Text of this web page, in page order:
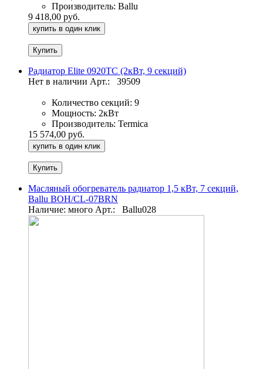
Производитель: Ballu
9 418,00 руб.
купить в один клик
Радиатор Elite 0920TC (2кВт, 9 секций)
Нет в наличии Арт.: 39509
Количество секций: 9
Мощность: 2кВт
Производитель: Termica
15 574,00 руб.
купить в один клик
Масляный обогреватель радиатор 1,5 кВт, 7 секций,
Ballu BOH/CL-07BRN
Наличие: много Арт.: Ballu028